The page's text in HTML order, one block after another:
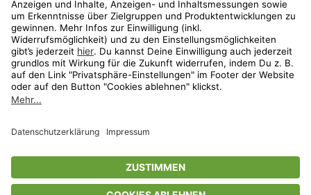
* Streichpreise entsprechen der unverbindlichen Preisempfehlung des
Herstellers. Prozentangaben beziehen sich auf den Streichpreis.